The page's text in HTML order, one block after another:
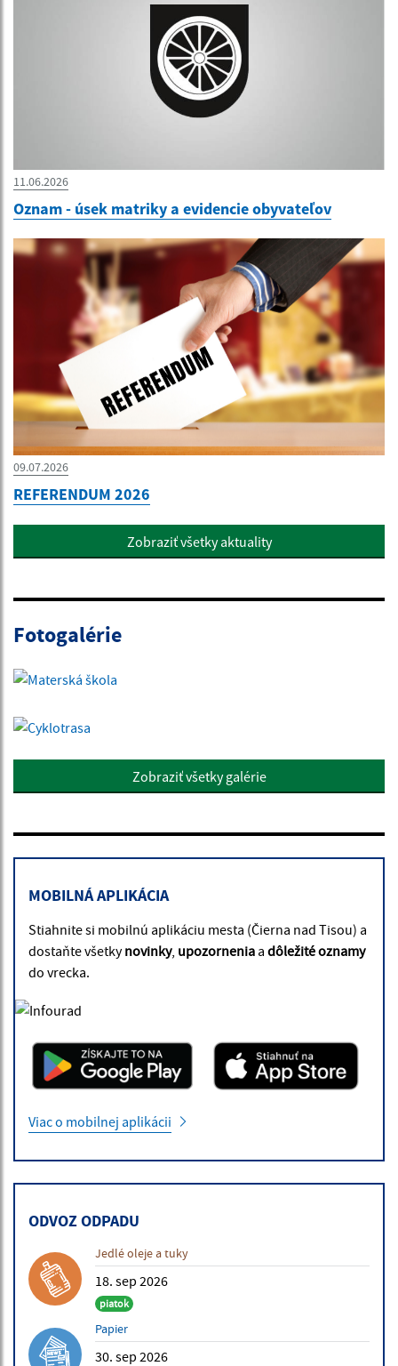
11.06.2026
Oznam - úsek matriky a evidencie obyvateľov
09.07.2026
REFERENDUM 2026
Zobraziť všetky aktuality
Fotogalérie
Zobraziť všetky galérie
MOBILNÁ APLIKÁCIA
Stiahnite si mobilnú aplikáciu mesta (Čierna nad Tisou) a
dostaňte všetkynovinky, upozornenia a dôležité oznamy
do vrecka.
Viac o mobilnej aplikácii
ODVOZ ODPADU
Jedlé oleje a tuky
18. sep 2026
piatok
Papier
30. sep 2026